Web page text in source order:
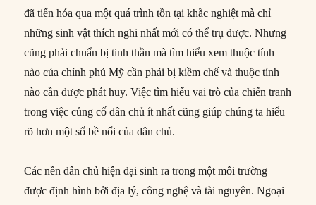
đã tiến hóa qua một quá trình tồn tại khắc nghiệt mà chỉ
những sinh vật thích nghi nhất mới có thể trụ được. Nhưng
cũng phải chuẩn bị tinh thần mà tìm hiểu xem thuộc tính
nào của chính phủ Mỹ cần phải bị kiềm chế và thuộc tính
nào cần được phát huy. Việc tìm hiểu vai trò của chiến tranh
trong việc củng cố dân chủ ít nhất cũng giúp chúng ta hiểu
rõ hơn một số bề nổi của dân chủ.
Các nền dân chủ hiện đại sinh ra trong một môi trường
được định hình bởi địa lý, công nghệ và tài nguyên. Ngoại